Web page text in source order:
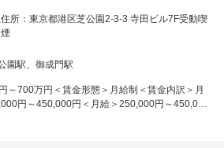
レックス制
医療等製品などの最新の動向に触れられます。
とを解決すべく設立されました。
ち上げから、運用開始後の機器点検マネジメン
、診療所、美容院、機能性食品チャネル、EC
の潜在顧客を探索・開拓をお任せします。
問し、長期的な協力関係を維持するとともに、
ていただきます。
可能性がございます。
所：東京都港区芝公園2-3-3 寺田ビル7F受動喫
園駅、御成門駅
～700万円＜賃金形態＞月給制＜賃金内訳＞月
円～450,000円＜月給＞250,000円～450,000